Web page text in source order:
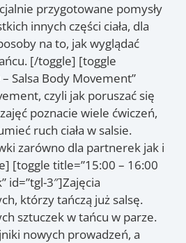
przygotowane pomysły
innych części ciała, dla
na to, jak wyglądać
[/toggle] [toggle
Salsa Body Movement”
czyli jak poruszać się
poznacie wiele ćwiczeń,
ruch ciała w salsie.
zarówno dla partnerek jak i
[toggle title=”15:00 – 16:00
id=”tgl-3″]Zajęcia
którzy tańczą już salsę.
sztuczek w tańcu w parze.
nowych prowadzeń, a